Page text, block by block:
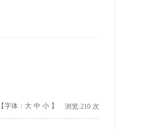
【字体： 大 中 小 】 浏览:210 次